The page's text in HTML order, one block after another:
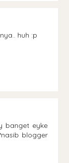
huh :p
banget eyke
blogger